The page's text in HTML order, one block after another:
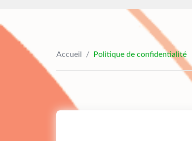
Accueil / Politique de confidentialité